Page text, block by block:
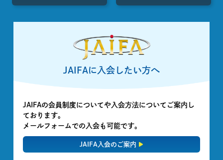
JAIFAに入会したい方へ
JAIFAの会員制度についてや入会方法についてご案内し
ております。
メールフォームでの入会も可能です。
JAIFA入会のご案内